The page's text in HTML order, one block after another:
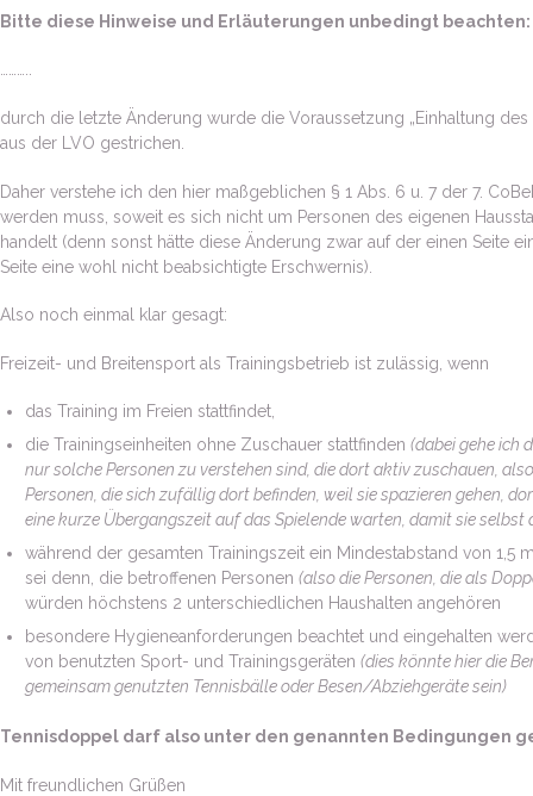
Bitte diese Hinweise und Erläuterungen unbedingt
………..
durch die letzte Änderung wurde die Voraussetzung „Einhaltung
aus der LVO gestrichen.
Daher verstehe ich den hier maßgeblichen § 1 Abs. 6 u. 7 der 7.
werden muss, soweit es sich nicht um Personen des eigenen
handelt (denn sonst hätte diese Änderung zwar auf der einen Seite
Seite eine wohl nicht beabsichtigte Erschwernis).
Also noch einmal klar gesagt:
Freizeit- und Breitensport als Trainingsbetrieb ist zulässig, wenn
das Training im Freien stattfindet,
die Trainingseinheiten ohne Zuschauer stattfinden (dabei gehe ich
nur solche Personen zu verstehen sind, die dort aktiv zuschauen,
Personen, die sich zufällig dort befinden, weil sie spazieren gehen,
eine kurze Übergangszeit auf das Spielende warten, damit sie
während der gesamten Trainingszeit ein Mindestabstand von 1,5
sei denn, die betroffenen Personen (also die Personen, die als
würden höchstens 2 unterschiedlichen Haushalten angehören
besondere Hygieneanforderungen beachtet und eingehalten
von benutzten Sport- und Trainingsgeräten (dies könnte hier die
gemeinsam genutzten Tennisbälle oder Besen/Abziehgeräte sein)
Tennisdoppel darf also unter den genannten Bedingungen
Mit freundlichen Grüßen